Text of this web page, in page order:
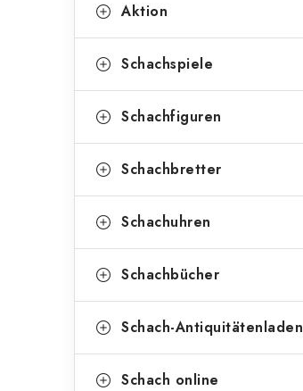
e
t
e
l
e
s
überspringen
a
e
o
i
Aktion
Schachspiele
Schachfiguren
Schachbretter
Schachuhren
Schachbücher
Schach-Antiquitätenladen
Schach online